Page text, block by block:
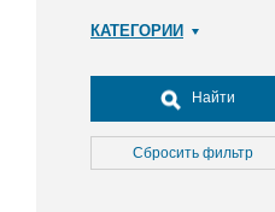
КАТЕГОРИИ
Досуг, туризм и отдых
Культура
Медицина
Найти
Сбросить фильтр